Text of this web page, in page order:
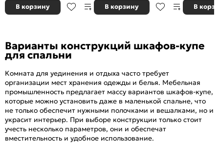
В корзину В корзину В
Варианты конструкций шкафов-купе
для спальни
Комната для уединения и отдыха часто требует
организации мест хранения одежды и белья. Мебельная
промышленность предлагает массу вариантов шкафов-купе,
которые можно установить даже в маленькой спальне, что
не только обеспечит нужными полочками и вешалками, но и
украсит интерьер. При выборе конструкции только стоит
учесть несколько параметров, они и обеспечат
вместительность и удобное использование.